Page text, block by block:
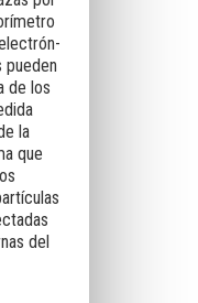
pueden
de los
la
que
del